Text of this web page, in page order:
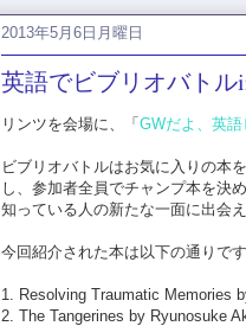
2013年5月6日月曜日
英語でビブリオバトル
リンツを会場に、「 GWだよ、英語
ビブリオバトルはお気に入りの本
し、参加者全員でチャンプ本を決
知っている人の新たな一面に出会
今回紹介された本は以下の通りです
1. Resolving Traumatic Memories
2. The Tangerines by Ryunosuke